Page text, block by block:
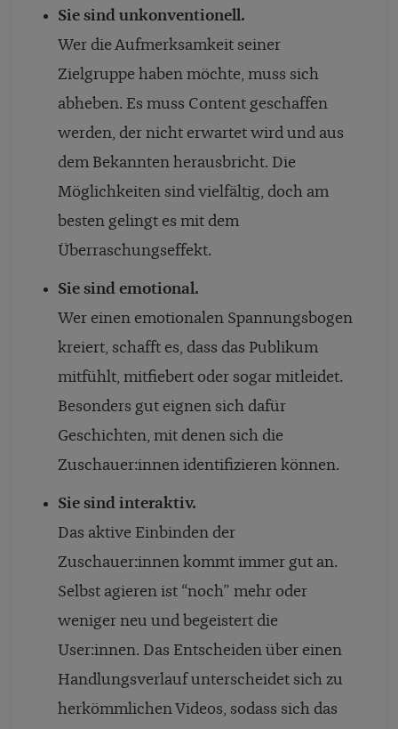
Sie sind unkonventionell.
Wer die Aufmerksamkeit seiner
Zielgruppe haben möchte, muss sich
abheben. Es muss Content geschaffen
werden, der nicht erwartet wird und aus
dem Bekannten herausbricht. Die
Möglichkeiten sind vielfältig, doch am
besten gelingt es mit dem
Überraschungseffekt.
Sie sind emotional.
Wer einen emotionalen Spannungsbogen
kreiert, schafft es, dass das Publikum
mitfühlt, mitfiebert oder sogar mitleidet.
Besonders gut eignen sich dafür
Geschichten, mit denen sich die
Zuschauer:innen identifizieren können.
Sie sind interaktiv.
Das aktive Einbinden der
Zuschauer:innen kommt immer gut an.
Selbst agieren ist “noch” mehr oder
weniger neu und begeistert die
User:innen. Das Entscheiden über einen
Handlungsverlauf unterscheidet sich zu
herkömmlichen Videos, sodass sich das